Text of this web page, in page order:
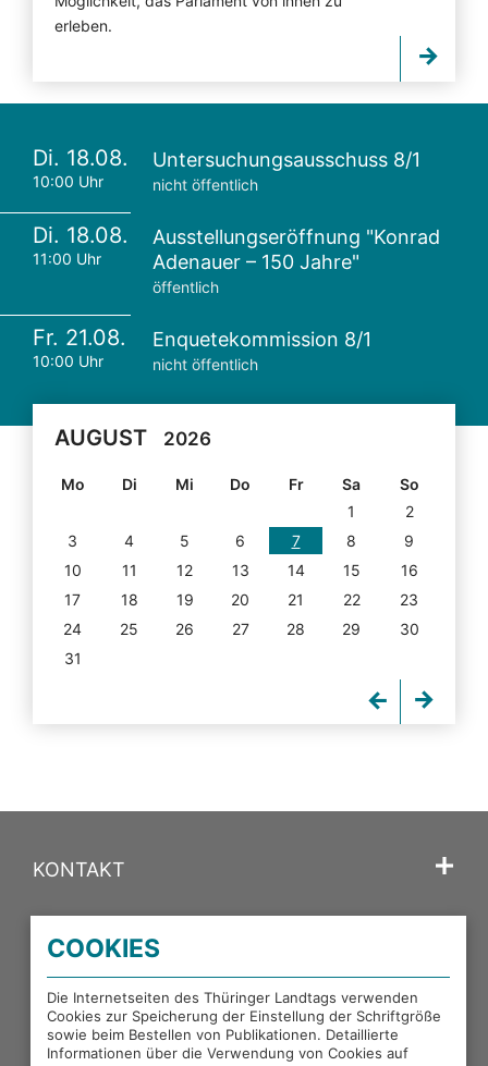
erleben.
Di. 18.08.
10:00 Uhr
Untersuchungsausschuss 8/1
nicht öffentlich
Di. 18.08.
11:00 Uhr
Ausstellungseröffnung "Konrad
Adenauer – 150 Jahre"
öffentlich
Fr. 21.08.
10:00 Uhr
Enquetekommission 8/1
nicht öffentlich
AUGUST 2026
Mo Di Mi Do Fr Sa
So
1
2
3
4 5 6 7 8
9
10
11 12 13 14 15
16
17
18 19 20 21 22
23
24
25 26 27 28 29
30
31
KONTAKT
PORTALE DES THÜRINGER LANDTAGS
EXTERNE LINKS
COOKIES
Die Internetseiten des Thüringer Landtags verwenden
Cookies zur Speicherung der Einstellung der Schriftgröße
sowie beim Bestellen von Publikationen. Detaillierte
Informationen über die Verwendung von Cookies auf